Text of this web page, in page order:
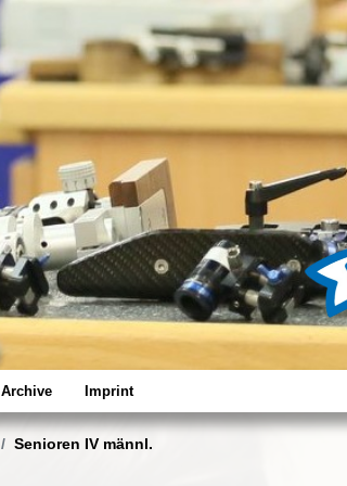
Archive Imprint
Senioren IV männl.